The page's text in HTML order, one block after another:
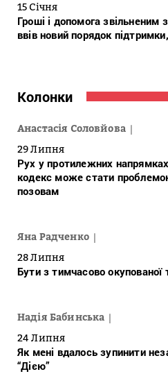
15 Січня
Гроші і допомога звільненим
ввів новий порядок
Колонки
Анастасія Соловйова
29 Липня
Рух у протилежних
кодекс може стати
позовам
Яна Радченко
28 Липня
Бути з тимчасово окупованої
Надія Бабинська
24 Липня
Як мені вдалось зупинити
“Дією”